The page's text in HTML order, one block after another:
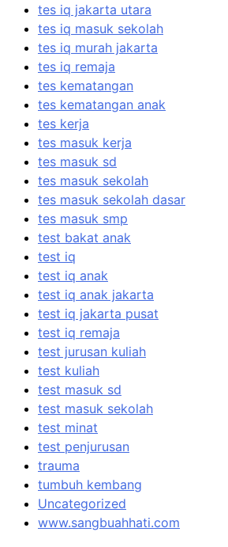
tes iq jakarta utara
tes iq masuk sekolah
tes iq murah jakarta
tes iq remaja
tes kematangan
tes kematangan anak
tes kerja
tes masuk kerja
tes masuk sd
tes masuk sekolah
tes masuk sekolah dasar
tes masuk smp
test bakat anak
test iq
test iq anak
test iq anak jakarta
test iq jakarta pusat
test iq remaja
test jurusan kuliah
test kuliah
test masuk sd
test masuk sekolah
test minat
test penjurusan
trauma
tumbuh kembang
Uncategorized
www.sangbuahhati.com